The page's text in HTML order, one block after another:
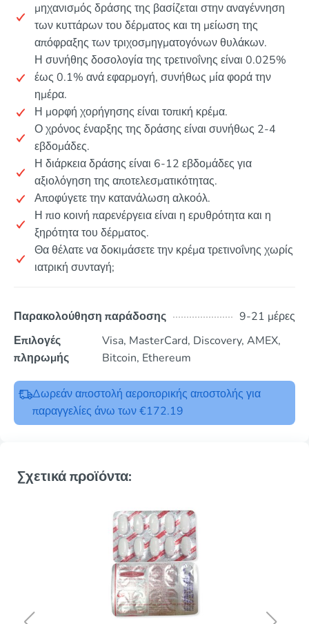
μηχανισμός δράσης της βασίζεται στην αναγέννηση
των κυττάρων του δέρματος και τη μείωση της
απόφραξης των τριχοσμηγματογόνων θυλάκων.
Η συνήθης δοσολογία της τρετινοΐνης είναι 0.025%
έως 0.1% ανά εφαρμογή, συνήθως μία φορά την
ημέρα.
Η μορφή χορήγησης είναι τοπική κρέμα.
Ο χρόνος έναρξης της δράσης είναι συνήθως 2-4
εβδομάδες.
Η διάρκεια δράσης είναι 6-12 εβδομάδες για
αξιολόγηση της αποτελεσματικότητας.
Αποφύγετε την κατανάλωση αλκοόλ.
Η πιο κοινή παρενέργεια είναι η ερυθρότητα και η
ξηρότητα του δέρματος.
Θα θέλατε να δοκιμάσετε την κρέμα τρετινοΐνης χωρίς
ιατρική συνταγή;
Παρακολούθηση παράδοσης
9-21 μέρες
Επιλογές
πληρωμής
Visa, MasterCard, Discovery, AMEX,
Bitcoin, Ethereum
Δωρεάν αποστολή αεροπορικής αποστολής για
παραγγελίες άνω των €172.19
Σχετικά προϊόντα: